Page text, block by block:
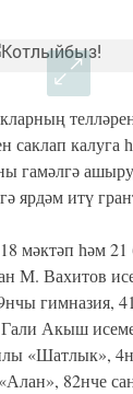
саклап калуга
гамәлгә
ярдәм итү
мәктәп һәм 21
М. Вахитов
гимназия,
Акыш
«Шатлык»,
82нче